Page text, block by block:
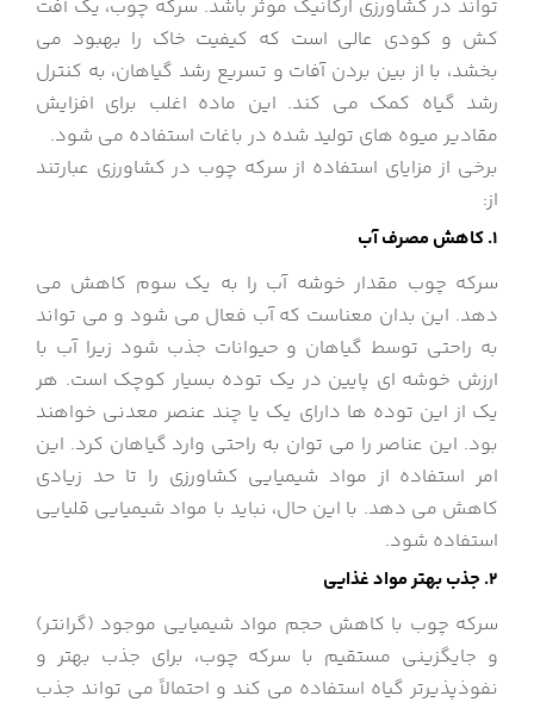
تواند در کشاورزی ارگانیک موثر باشد. سرکه چوب، یک آفت
کش و کودی عالی است که کیفیت خاک را بهبود می
بخشد، با از بین بردن آفات و تسریع رشد گیاهان، به کنترل
رشد گیاه کمک می کند. این ماده اغلب برای افزایش
مقادیر میوه های تولید شده در باغات استفاده می شود.
برخی از مزایای استفاده از سرکه چوب در کشاورزی عبارتند
از:
1. کاهش مصرف آب
سرکه چوب مقدار خوشه آب را به یک سوم کاهش می
دهد. این بدان معناست که آب فعال می شود و می تواند
به راحتی توسط گیاهان و حیوانات جذب شود زیرا آب با
ارزش خوشه ای پایین در یک توده بسیار کوچک است. هر
یک از این توده ها دارای یک یا چند عنصر معدنی خواهند
بود. این عناصر را می توان به راحتی وارد گیاهان کرد. این
امر استفاده از مواد شیمیایی کشاورزی را تا حد زیادی
کاهش می دهد. با این حال، نباید با مواد شیمیایی قلیایی
استفاده شود.
2. جذب بهتر مواد غذایی
سرکه چوب با کاهش حجم مواد شیمیایی موجود (گرانتر)
و جایگزینی مستقیم با سرکه چوب، برای جذب بهتر و
نفوذپذیرتر گیاه استفاده می کند و احتمالاً می تواند جذب